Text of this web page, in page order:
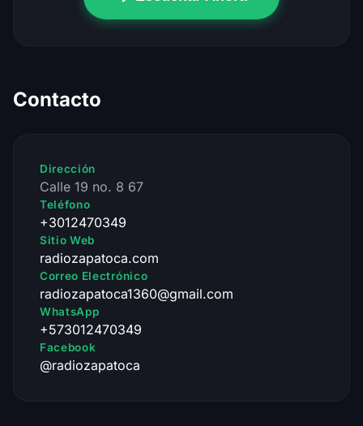
Contacto
Dirección
Calle 19 no. 8 67
Teléfono
+3012470349
Sitio Web
radiozapatoca.com
Correo Electrónico
radiozapatoca1360@gmail.com
WhatsApp
+573012470349
Facebook
@radiozapatoca